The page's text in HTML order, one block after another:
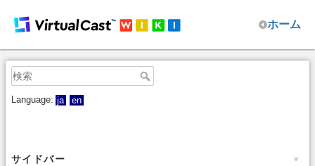
ホーム
Language: ja en
サイドバー